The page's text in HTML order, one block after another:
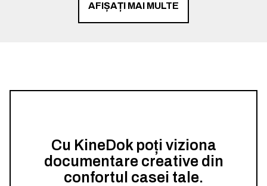
AFIȘAȚI MAI MULTE
Cu KineDok poți viziona
documentare creative din
confortul casei tale.